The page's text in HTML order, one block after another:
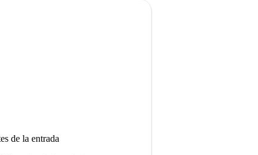
de la entrada